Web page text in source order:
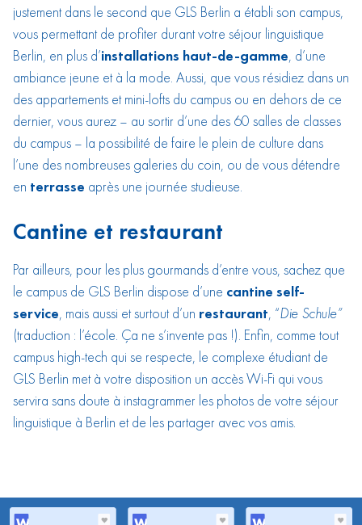
justement dans le second que GLS Berlin a établi son campus,
vous permettant de profiter durant votre séjour linguistique
Berlin, en plus d’installations haut-de-gamme, d’une
ambiance jeune et à la mode. Aussi, que vous résidiez dans un
des appartements et mini-lofts du campus ou en dehors de ce
dernier, vous aurez – au sortir d’une des 60 salles de classes
du campus – la possibilité de faire le plein de culture dans
l’une des nombreuses galeries du coin, ou de vous détendre
en terrasse après une journée studieuse.
Cantine et restaurant
Par ailleurs, pour les plus gourmands d’entre vous, sachez que
le campus de GLS Berlin dispose d’une cantine self-
service, mais aussi et surtout d’un restaurant, “Die Schule”
(traduction : l’école. Ça ne s’invente pas !). Enfin, comme tout
campus high-tech qui se respecte, le complexe étudiant de
GLS Berlin met à votre disposition un accès Wi-Fi qui vous
servira sans doute à instagrammer les photos de votre séjour
linguistique à Berlin et de les partager avec vos amis.